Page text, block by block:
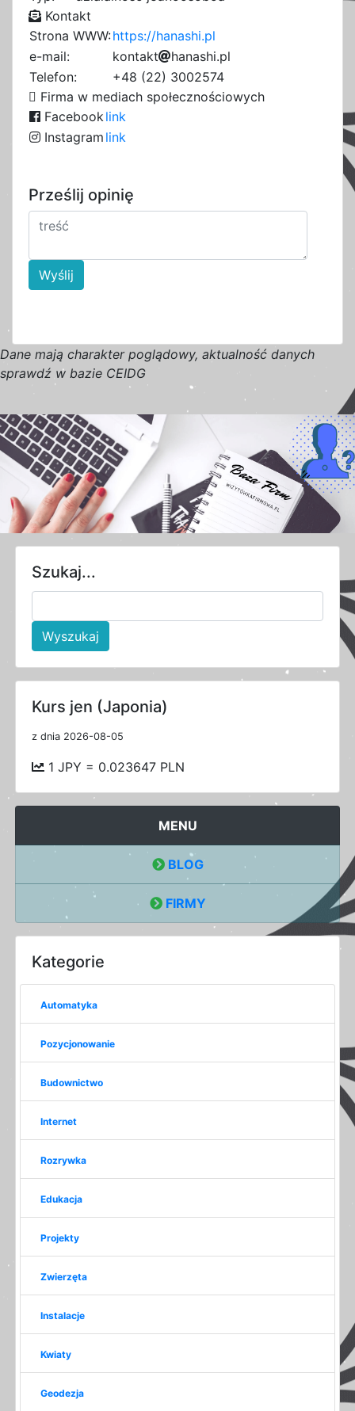
Kontakt
Strona WWW:https://hanashi.pl
e-mail:
kont6
7
a1
d
3
kt h8
3
ana3
9
8
se
1
hi.e
3
8
pl
Telefon:
+48 (22) 3002574
Firma w mediach społecznościowych
Facebooklink
Instagram link
Prześlij opinię
Wyślij
Dane mają charakter poglądowy, aktualność danych
sprawdź w bazie CEIDG
Szukaj...
Wyszukaj
Kurs jen (Japonia)
z dnia 2026-08-05
1 JPY = 0.023647 PLN
MENU
BLOG
FIRMY
Kategorie
Automatyka
Pozycjonowanie
Budownictwo
Internet
Rozrywka
Edukacja
Projekty
Zwierzęta
Instalacje
Kwiaty
Geodezja